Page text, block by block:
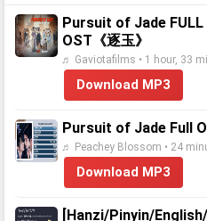
Pursuit of Jade
OST《逐玉》
♬ Gaviotafilms • 1 hour, 33
Download MP3
Pursuit of Jade Full
♬ Peachey Blossom • 24
Download MP3
[Hanzi/Pinyin/